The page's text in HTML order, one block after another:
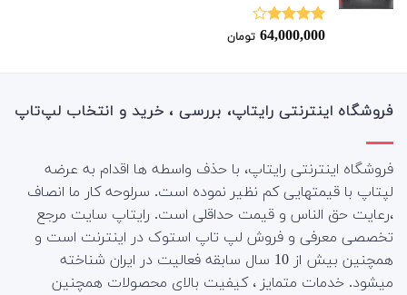
نمره
64,000,000 تومان
فروشگاه اینترنتی رایتاپ، بررسی ، خرید و انتخاب لپ‌تاپ
فروشگاه اینترنتی رایتاپ، با حذف واسطه ها اقدام به عرضه
لپتاپ با قیمتهایی کم نظیر نموده است. سرلوحه کار ما انصاف
،رعایت حق الناس و قیمت حداقلی است. رایتاپ سایت مرجع
تخصصی معرفی و فروش لپ تاپ استوک در اینترنت است و
همچنین بیش از 10 سال سابقه فعالیت در ایران شناخته
میشود. خدمات متمایز ، کیفیت بالای محصولات همچنین